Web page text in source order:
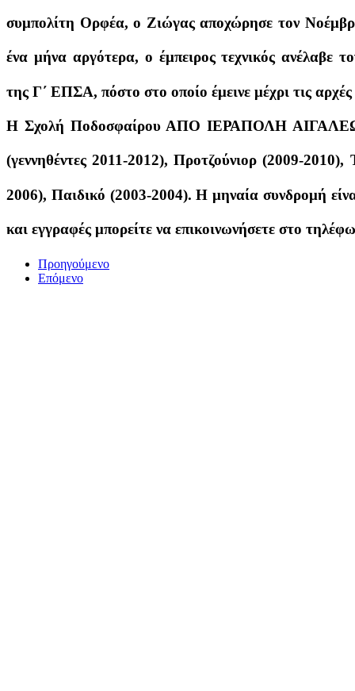
συμπολίτη Ορφέα, ο Ζιώγας αποχώρησε τον
ένα μήνα αργότερα, ο έμπειρος τεχνικός ανέλαβε
της Γ΄ ΕΠΣΑ, πόστο στο οποίο έμεινε μέχρι τις
Η Σχολή Ποδοσφαίρου ΑΠΟ ΙΕΡΑΠΟΛΗ ΑΙΓΑΛΕΩ
(γεννηθέντες 2011-2012), Προτζούνιορ (2009-
2006), Παιδικό (2003-2004). Η μηναία συνδρομή
και εγγραφές μπορείτε να επικοινωνήσετε στο
Προηγούμενο
Επόμενο